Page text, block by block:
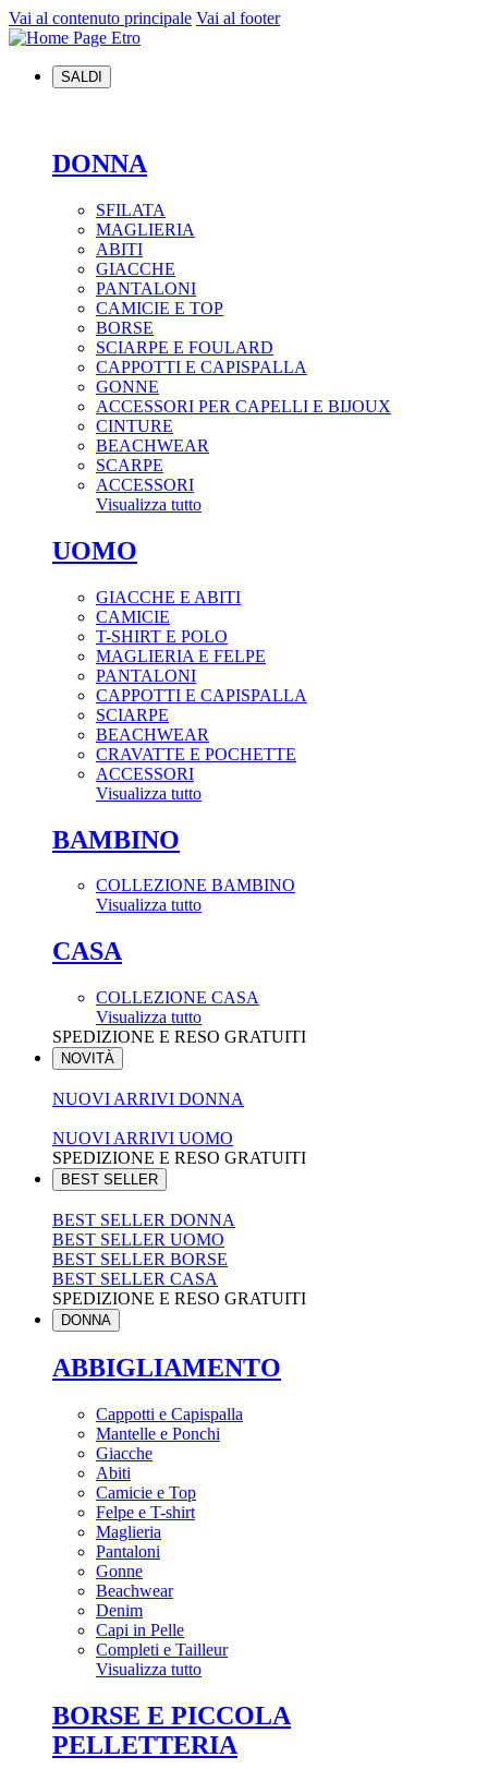
Vai al contenuto principale Vai al footer
SALDI
DONNA
SFILATA
MAGLIERIA
ABITI
GIACCHE
PANTALONI
CAMICIE E TOP
BORSE
SCIARPE E FOULARD
CAPPOTTI E CAPISPALLA
GONNE
ACCESSORI PER CAPELLI E BIJOUX
CINTURE
BEACHWEAR
SCARPE
ACCESSORI
Visualizza tutto
UOMO
GIACCHE E ABITI
CAMICIE
T-SHIRT E POLO
MAGLIERIA E FELPE
PANTALONI
CAPPOTTI E CAPISPALLA
SCIARPE
BEACHWEAR
CRAVATTE E POCHETTE
ACCESSORI
Visualizza tutto
BAMBINO
COLLEZIONE BAMBINO
Visualizza tutto
CASA
COLLEZIONE CASA
Visualizza tutto
SPEDIZIONE E RESO GRATUITI
NOVITÀ
NUOVI ARRIVI DONNA
NUOVI ARRIVI UOMO
SPEDIZIONE E RESO GRATUITI
BEST SELLER
BEST SELLER DONNA
BEST SELLER UOMO
BEST SELLER BORSE
BEST SELLER CASA
SPEDIZIONE E RESO GRATUITI
DONNA
ABBIGLIAMENTO
Cappotti e Capispalla
Mantelle e Ponchi
Giacche
Abiti
Camicie e Top
Felpe e T-shirt
Maglieria
Pantaloni
Gonne
Beachwear
Denim
Capi in Pelle
Completi e Tailleur
Visualizza tutto
BORSE E PICCOLA
PELLETTERIA